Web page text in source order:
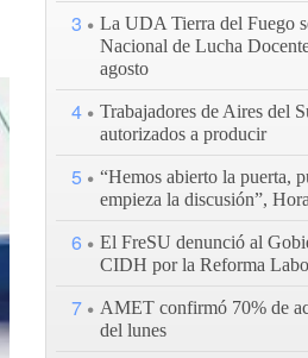
3
La UDA Tierra del Fuego
Nacional de Lucha
agosto
4
Trabajadores de Aires del
autorizados a producir
5
“Hemos abierto la puerta,
empieza la discusión”,
6
El FreSU denunció al
CIDH por la Reforma
7
AMET confirmó 70% de
del lunes